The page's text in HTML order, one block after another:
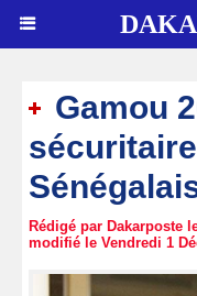
Gamou
Rédigé par Dakarposte
modifié le Vendredi 1